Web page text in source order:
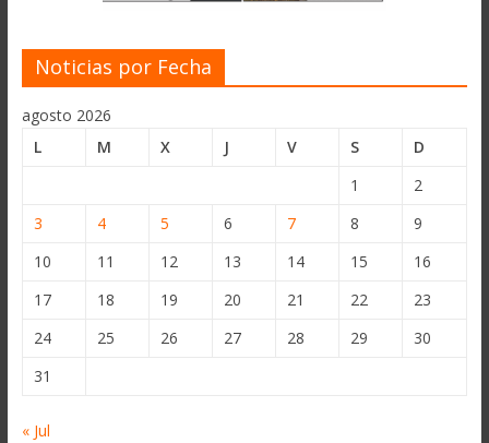
Noticias por Fecha
agosto 2026
L
M X J V S
D
1
2
3
4 5 6 7 8
9
10
11 12 13 14 15
16
17
18 19 20 21 22
23
24
25 26 27 28 29
30
31
« Jul